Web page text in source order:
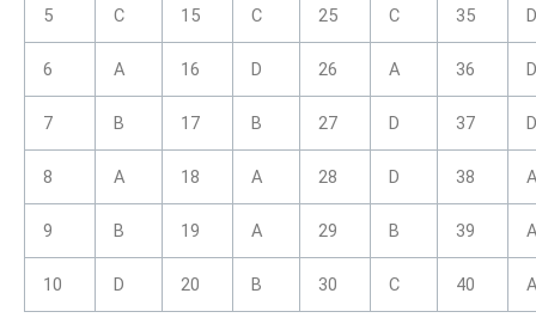
5 C 15 C 25 C 35 D
6 A 16 D 26 A 36 D
7 B 17 B 27 D 37 D
8 A 18 A 28 D 38
9 B 19 A 29 B 39
10 D 20 B 30 C 40